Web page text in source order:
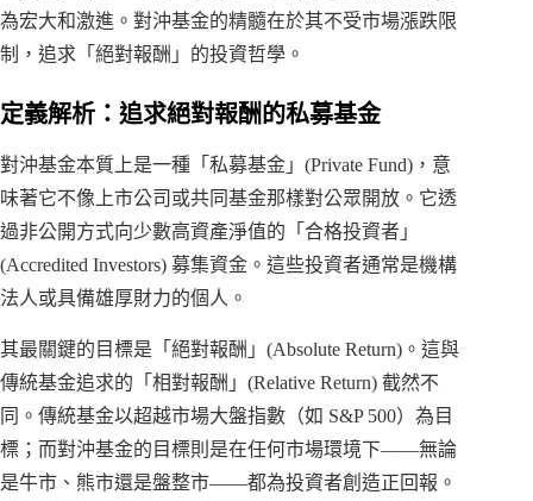
為宏大和激進。對沖基金的精髓在於其不受市場漲跌限
制，追求「絕對報酬」的投資哲學。
定義解析：追求絕對報酬的私募基金
對沖基金本質上是一種「私募基金」(Private Fund)，意
味著它不像上市公司或共同基金那樣對公眾開放。它透
過非公開方式向少數高資產淨值的「合格投資者」
(Accredited Investors) 募集資金。這些投資者通常是機構
法人或具備雄厚財力的個人。
其最關鍵的目標是「絕對報酬」(Absolute Return)。這與
傳統基金追求的「相對報酬」(Relative Return) 截然不
同。傳統基金以超越市場大盤指數（如 S&P 500）為目
標；而對沖基金的目標則是在任何市場環境下——無論
是牛市、熊市還是盤整市——都為投資者創造正回報。